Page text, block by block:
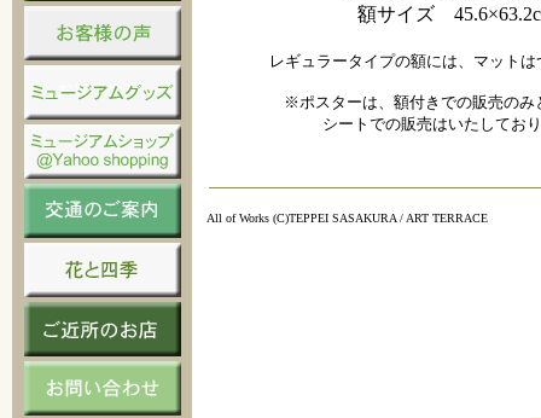
額サイズ
レギュラータイプの額には、マット
※ポスターは、額付きでの販売のみ
シートでの販売はいたしてお
All of Works (C)TEPPEI SASAKURA / ART TERRACE